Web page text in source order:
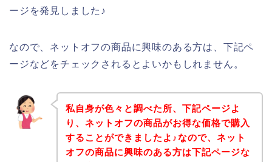
ージを発見しました♪
なので、ネットオフの商品に興味のある方は、下記ペ
ージなどをチェックされるとよいかもしれません。
私自身が色々と調べた所、下記ページよ
り、ネットオフの商品がお得な価格で購入
することができましたよ♪なので、ネット
オフの商品に興味のある方は下記ページな